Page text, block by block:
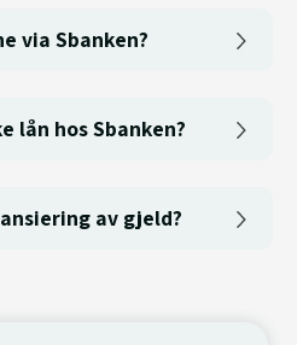
via Sbanken?
lån hos Sbanken?
av gjeld?